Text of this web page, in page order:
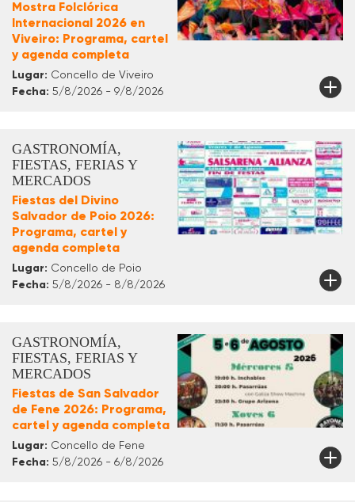
Mostra Folclórica
Internacional 2026 en
Viveiro: Programa, cartel
y agenda completa
Lugar: Concello de Viveiro
Fecha: 5/8/2026 - 9/8/2026
GASTRONOMÍA,
FIESTAS, FERIAS Y
MERCADOS
Fiestas del Divino
Salvador de Poio 2026:
Programa, cartel y
agenda completa
Lugar: Concello de Poio
Fecha: 5/8/2026 - 8/8/2026
GASTRONOMÍA,
FIESTAS, FERIAS Y
MERCADOS
Fiestas de San Salvador
de Fene 2026: Programa,
cartel y agenda completa
Lugar: Concello de Fene
Fecha: 5/8/2026 - 6/8/2026